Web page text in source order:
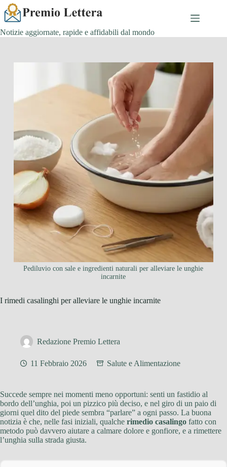
Salta
al
contenuto
Notizie aggiornate, rapide e affidabili dal mondo
Pediluvio con sale e ingredienti naturali per alleviare le unghie
incarnite
I rimedi casalinghi per alleviare le unghie incarnite
Redazione Premio Lettera
11 Febbraio 2026 Salute e Alimentazione
Succede sempre nei momenti meno opportuni: senti un fastidio al
bordo dell’unghia, poi un pizzico più deciso, e nel giro di un paio di
giorni quel dito del piede sembra “parlare” a ogni passo. La buona
notizia è che, nelle fasi iniziali, qualche rimedio casalingo fatto con
metodo può davvero aiutare a calmare dolore e gonfiore, e a rimettere
l’unghia sulla strada giusta.